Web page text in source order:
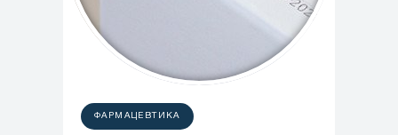
ФАРМАЦЕВТИКА